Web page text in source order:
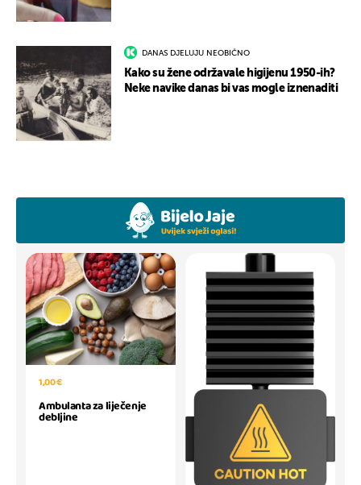
DANAS DJELUJU NEOBIČNO
Kako su žene održavale higijenu 1950-ih?
Neke navike danas bi vas mogle iznenaditi
1,00 €
Ambulanta za liječenje
debljine